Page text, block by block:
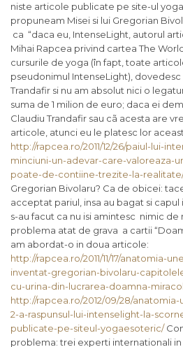
niste articole publicate pe site-ul
propuneam Misei si lui Gregorian
ca “daca eu, IntenseLight, autorul
Mihai Rapcea privind cartea The
cursurile de yoga (în fapt, toate
pseudonimul IntenseLight), dovedesc
Trandafir si nu am absolut nici o
suma de 1 milion de euro; daca ei
Claudiu Trandafir sau cã acesta are
articole, atunci eu le platesc lor
http://rapcea.ro/2011/12/26/paiul-lui-
minciuni-un-adevar-care-valoreaza-
poate-de-contiine-trezite-la-
Gregorian Bivolaru? Ca de obicei:
acceptat pariul, insa au bagat si capul
s-au facut ca nu isi amintesc nimic de
problema atat de grava a cartii
am abordat-o in doua articole:
http://rapcea.ro/2011/11/17/anatomia-
inventat-gregorian-bivolaru-
cu-urina-din-lucrarea-doamna-
http://rapcea.ro/2012/09/28/
2-a-raspunsul-lui-intenselight-la-
publicate-pe-siteul-yogaesoteric/
problema: trei experti internationali